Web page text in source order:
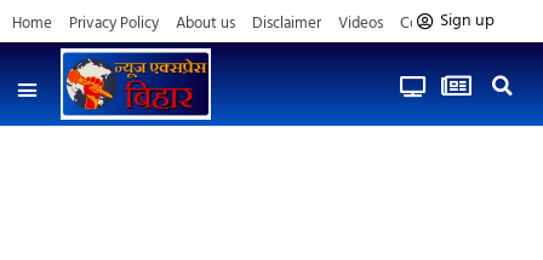
Home Privacy Policy About us Disclaimer Videos Contact us
Sign up